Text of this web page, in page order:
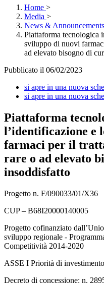
Home >
Media >
News & Announcements
Piattaforma tecnologica
sviluppo di nuovi
ad elevato bisogno di
Pubblicato il 06/02/2023
si apre in una nuova
si apre in una nuova
Piattaforma
l’identificazione e
farmaci per il
rare o ad elevato
insoddisfatto
Progetto n. F/090033/01/X36
CUP – B68I20000140005
Progetto cofinanziato
sviluppo regionale -
Competitività 2014-2020
ASSE I Priorità di
Decreto di concessione: n.